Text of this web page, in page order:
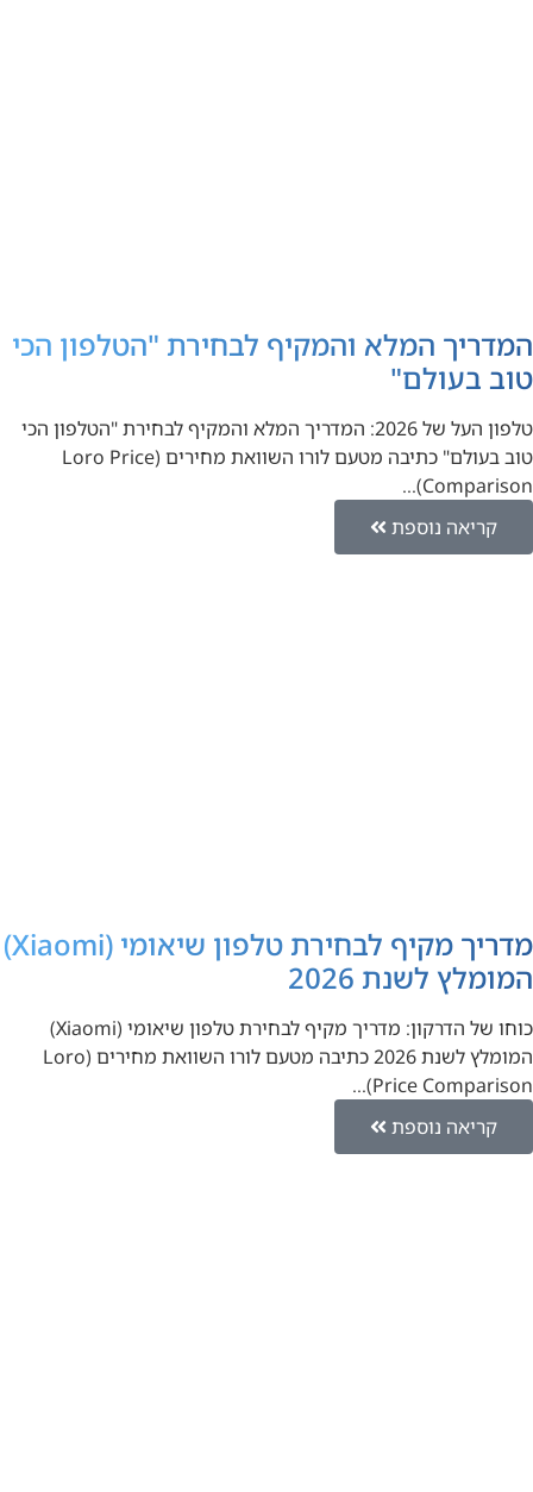
המדריך המלא והמקיף לבחירת "הטלפון הכי
טוב בעולם"
טלפון העל של 2026: המדריך המלא והמקיף לבחירת "הטלפון הכי
טוב בעולם" כתיבה מטעם לורו השוואת מחירים (Loro Price
Comparison)…
קריאה נוספת
מדריך מקיף לבחירת טלפון שיאומי (Xiaomi)
המומלץ לשנת 2026
כוחו של הדרקון: מדריך מקיף לבחירת טלפון שיאומי (Xiaomi)
המומלץ לשנת 2026 כתיבה מטעם לורו השוואת מחירים (Loro
Price Comparison)…
קריאה נוספת